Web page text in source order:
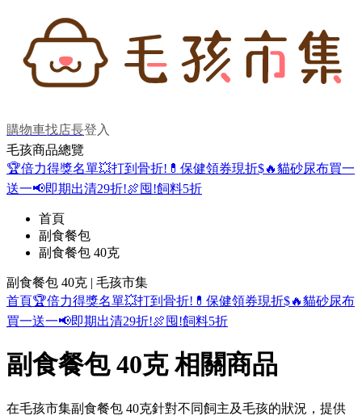
購物車找店長登入
毛孩商品總覽
🏆倍力得獎名單💥打到骨折! 💊保健領券現折$🔥貓砂尿布買一
送一📢即期出清29折!🍖囤!飼料5折
首頁
副食餐包
副食餐包 40克
副食餐包 40克 | 毛孩市集
首頁🏆倍力得獎名單💥打到骨折! 💊保健領券現折$🔥貓砂尿布
買一送一📢即期出清29折!🍖囤!飼料5折
副食餐包 40克 相關商品
在毛孩市集副食餐包 40克針對不同飼主及毛孩的狀況，提供